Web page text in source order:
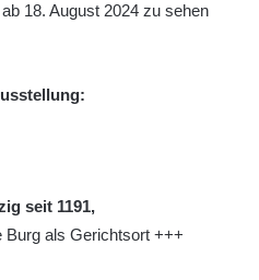
18. August 2024 zu sehen
seit 1191,
Burg als Gerichtsort +++